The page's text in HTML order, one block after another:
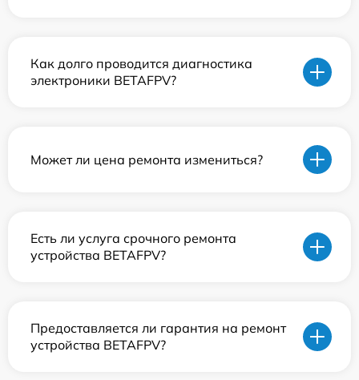
Как долго проводится диагностика
электроники BETAFPV?
Может ли цена ремонта измениться?
Есть ли услуга срочного ремонта
устройства BETAFPV?
Предоставляется ли гарантия на ремонт
устройства BETAFPV?